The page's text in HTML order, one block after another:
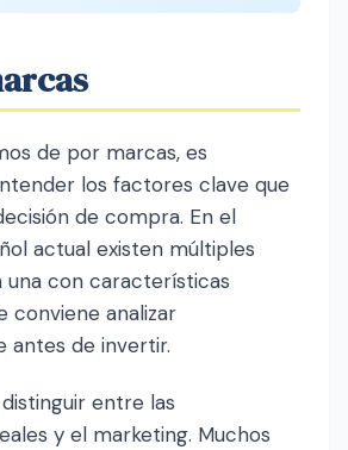
de por marcas, es
los factores clave que
de compra. En el
actual existen múltiples
una con características
conviene analizar
antes de invertir.
entre las
y el marketing. Muchos